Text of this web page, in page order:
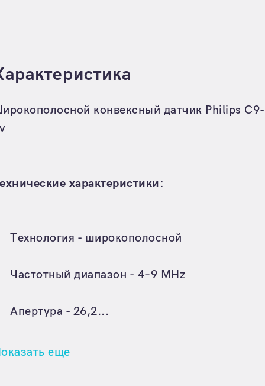
конвексный датчик Philips C9-
характеристики:
Технология - широкополосной
Частотный диапазон - 4–9 MHz
Апертура - 26,2...
еще